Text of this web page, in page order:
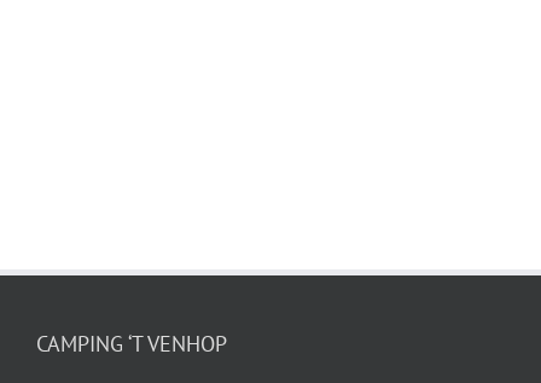
CAMPING ‘T VENHOP